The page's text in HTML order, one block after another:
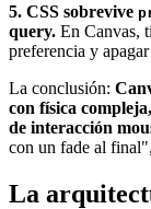
5. CSS sobrevive
query. En Canvas,
preferencia y
La conclusión:
con física
de interacción
con un fade al
La